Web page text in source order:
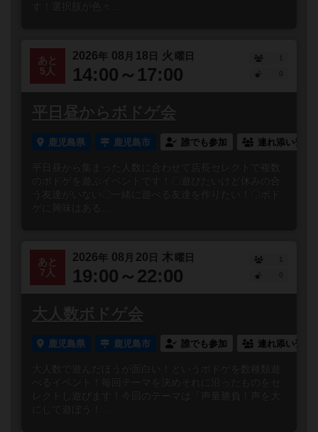
す！選択肢が色々...
あと
5人
2026年 08 月 18 日 火 曜日
14:00～17:00
1
平日昼からボドゲ会
鹿児島県 鹿児島市 誰でも参加 連れ添い登録
平日昼から集まった人数に合わせて店長セレクトで複数
のボドゲを遊ぶイベントです！〇遊びたいけど休みの合
う友達がいない〇一緒に遊べる友達を作りたい！〇ボド
ゲに興味はある...
あと
7人
2026年 08 月 20 日 木曜日
19:00～22:00
1
大人数ボドゲ会
鹿児島県 鹿児島市 誰でも参加 連れ添い登録
大人数で遊んだほうが面白い！というボドゲを数種類遊
べるイベント！毎回テーマを決めそれに沿ったものをセ
レクトし遊びます！今回のテーマは「声量勝負！声を大